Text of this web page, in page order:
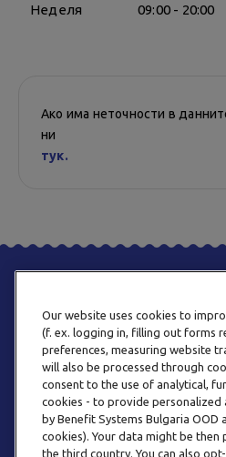
Неделя
09:00 - 20:00
Ако има неточности в
ни
тук.
0800
Our website uses cookies to
(f. ex. logging in, filling out forms
preferences, measuring website
will also be processed through
consent to the use of analytical,
cookies - to provide
by Benefit Systems Bulgaria
cookies). Your data might be then
the third country. You can also